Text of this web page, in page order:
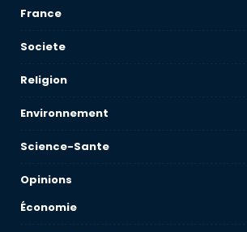
France
Societe
Religion
Environnement
Science-Sante
Opinions
Économie